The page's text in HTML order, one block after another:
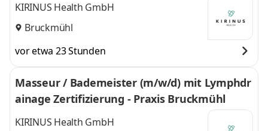
KIRINUS Health GmbH
Bruckmühl
vor etwa 23 Stunden
Masseur / Bademeister (m/w/d) mit Lymphdr
ainage Zertifizierung - Praxis Bruckmühl
KIRINUS Health GmbH